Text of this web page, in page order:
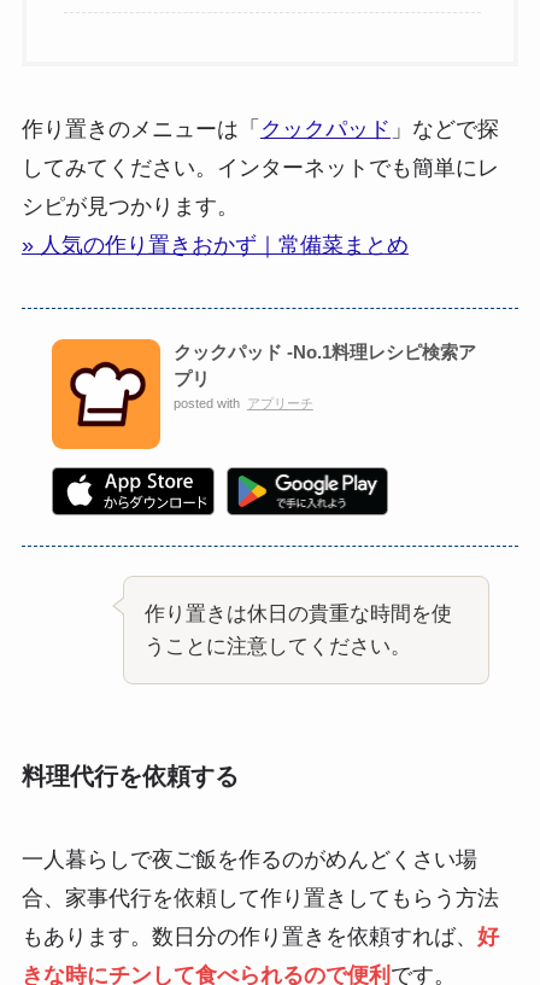
作り置きのメニューは「 クックパッド 」などで探
してみてください。インターネットでも簡単にレ
シピが見つかります。
» 人気の作り置きおかず｜常備菜まとめ
クックパッド -No.1料理レシピ検索ア
プリ
posted with アプリーチ
作り置きは休日の貴重な時間を使
うことに注意してください。
料理代行を依頼する
一人暮らしで夜ご飯を作るのがめんどくさい場
合、家事代行を依頼して作り置きしてもらう方法
もあります。数日分の作り置きを依頼すれば、 好
きな時にチンして食べられるので便利 です。